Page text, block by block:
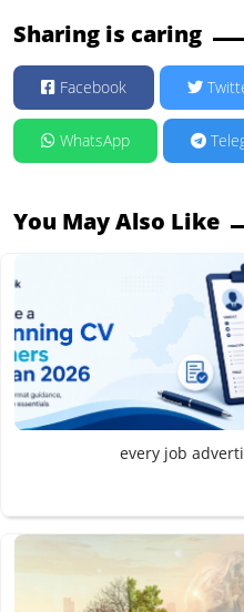
Sharing is caring
Facebook
WhatsApp
You May Also Like
every job